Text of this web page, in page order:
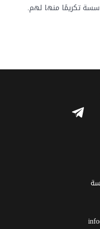
تكريمًا منها لهم.
telegram